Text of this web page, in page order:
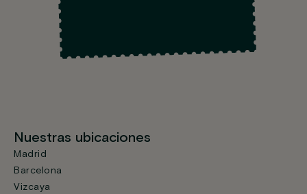
Nuestras ubicaciones
Madrid
Barcelona
Vizcaya